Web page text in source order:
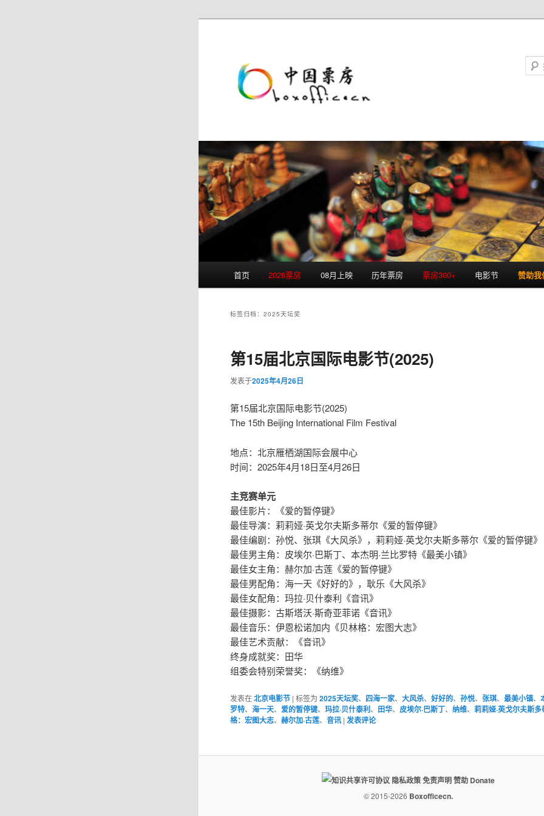
首页 2026票房 08月上映 历年票房 票房300+ 电影节 赞助我
标签归档：2025天坛奖
第15届北京国际电影节(2025)
发表于2025年4月26日
第15届北京国际电影节(2025)
The 15th Beijing International Film Festival
地点：北京雁栖湖国际会展中心
时间：2025年4月18日至4月26日
主竞赛单元
最佳影片：《爱的暂停键》
最佳导演：莉莉娅·英戈尔夫斯多蒂尔《爱的暂停键》
最佳编剧：孙悦、张琪《大风杀》，莉莉娅·英戈尔夫斯多蒂尔《爱的暂停键》
最佳男主角：皮埃尔·巴斯丁、本杰明·兰比罗特《最美小镇》
最佳女主角：赫尔加·古莲《爱的暂停键》
最佳男配角：海一天《好好的》，耿乐《大风杀》
最佳女配角：玛拉·贝什泰利《音讯》
最佳摄影：古斯塔沃·斯奇亚菲诺《音讯》
最佳音乐：伊恩松诺加内《贝林格：宏图大志》
最佳艺术贡献：《音讯》
终身成就奖：田华
组委会特别荣誉奖：《纳维》
发表在 北京电影节 |标签为 2025天坛奖、 四海一家、大风杀、好好的、孙悦、 张琪、最美小镇、
罗特、海一天、 爱的暂停键、玛拉·贝什泰利、 田华、 皮埃尔·巴斯丁、纳维、莉莉娅·英戈尔夫斯
格：宏图大志、赫尔加·古莲、音讯 |发表评论
隐私政策免责声明赞助 Donate
© 2015-2026 Boxofficecn.